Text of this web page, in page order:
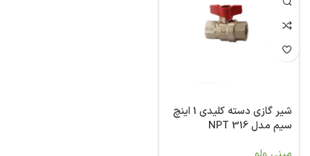
شیر گازی دسته کلیدی 1 اینچ
سیم مدل 316 NPT